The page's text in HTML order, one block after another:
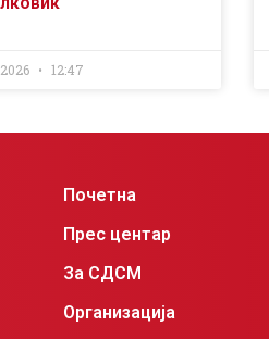
12:47
Почетна
Прес центар
За СДСМ
Организација